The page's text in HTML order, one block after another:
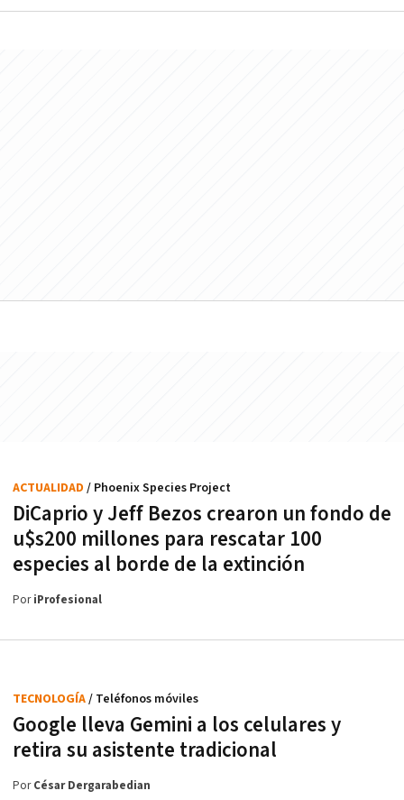
DiCaprio y Jeff Bezos crearon un fondo de
u$s200 millones para rescatar 100
especies al borde de la extinción
ACTUALIDAD / Phoenix Species Project
PoriProfesional
Google lleva Gemini a los celulares y
retira su asistente tradicional
TECNOLOGÍA/ Teléfonos móviles
PorCésar Dergarabedian